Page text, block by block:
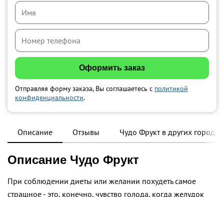
Отправляя форму заказа, Вы соглашаетесь с политикой
конфиденциальности.
Описание Отзывы Чудо Фрукт в других городах
Описание Чудо Фрукт
При соблюдении диеты или желании похудеть самое
страшное - это, конечно, чувство голода, когда желудок